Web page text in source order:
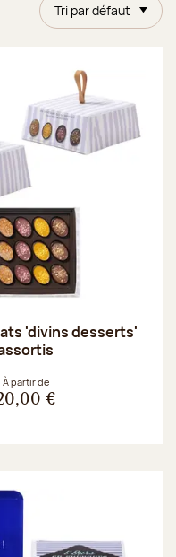
Tri par défaut
'divins desserts'
À partir de
€